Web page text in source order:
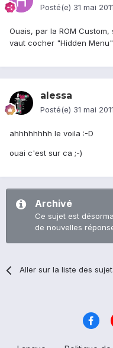
Posté(e) 31 mai 2011
Ouais, par la ROM
vaut cocher "Hidden Menu"
alessa
Posté(e) 31 mai 2011
ahhhhhhhh le voila :-D
ouai c'est sur ca ;-)
Archivé
Ce sujet est
de nouvelles
Aller sur la liste des